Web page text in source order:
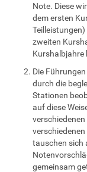
Note. Diese
dem ersten
zweiten
Kurshalbjahre
Die
durch die
Stationen
auf diese
tauschen sich
gemeinsam